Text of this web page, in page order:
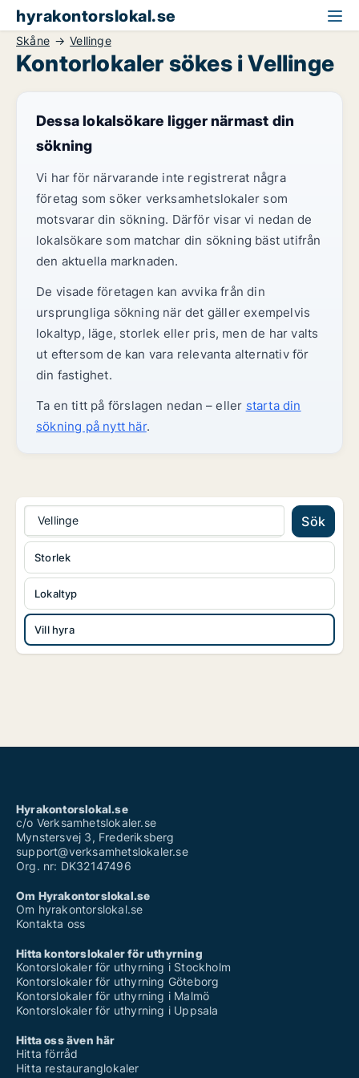
hyrakontorslokal.se
Skåne Vellinge
Kontorlokaler sökes i Vellinge
Dessa lokalsökare ligger närmast din
sökning
Vi har för närvarande inte registrerat några
företag som söker verksamhetslokaler som
motsvarar din sökning. Därför visar vi nedan de
lokalsökare som matchar din sökning bäst utifrån
den aktuella marknaden.
De visade företagen kan avvika från din
ursprungliga sökning när det gäller exempelvis
lokaltyp, läge, storlek eller pris, men de har valts
ut eftersom de kan vara relevanta alternativ för
din fastighet.
Ta en titt på förslagen nedan – eller starta din
sökning på nytt här.
Vellinge Sök
Lokaltyp
Vill hyra
Storlek
Hyrakontorslokal.se
c/o Verksamhetslokaler.se
Mynstersvej 3, Frederiksberg
support@verksamhetslokaler.se
Org. nr: DK32147496
Om Hyrakontorslokal.se
Om hyrakontorslokal.se
Kontakta oss
Hitta kontorslokaler för uthyrning
Kontorslokaler för uthyrning i Stockholm
Kontorslokaler för uthyrning Göteborg
Kontorslokaler för uthyrning i Malmö
Kontorslokaler för uthyrning i Uppsala
Hitta oss även här
Hitta förråd
Hitta restauranglokaler